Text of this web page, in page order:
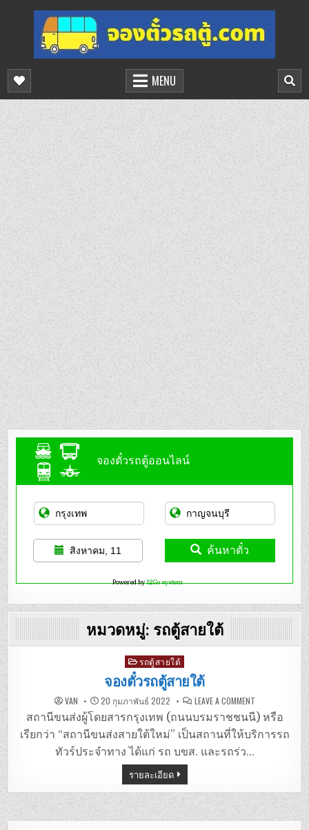
content
จองตั๋วรถตู้ออนไลน์
บริการจองตั๋วรถตู้ออนไลน์
MENU
จองตั๋วรถตู้ออนไลน์
สิงหาคม, 11 ค้นหาตั๋ว
Powered by12Go system
หมวดหมู่: รถตู้สายใต้
Posted
in
รถตู้สายใต้
จองตั๋วรถตู้สายใต้
VAN 20 กุมภาพันธ์ 2022 LEAVE A COMMENTON
ตั๋ว
รถ
ตู้
สาย
สถานีขนส่งผู้โดยสารกรุงเทพ (ถนนบรมราชชนนี) หรือ
เรียกว่า “สถานีขนส่งสายใต้ใหม่” เป็นสถานที่ให้บริการรถ
ทัวร์ประจำทาง ได้แก่ รถ บขส. และรถร่ว…
รายละเอียด